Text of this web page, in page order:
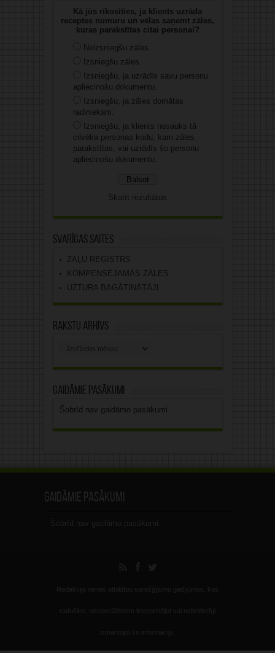
Kā jūs rīkosities, ja klients uzrāda
receptes numuru un vēlas saņemt zāles,
kuras parakstītas citai personai?
Neizsniegšu zāles.
Izsniegšu zāles.
Izsniegšu, ja uzrādīs savu personu
apliecinošu dokumentu.
Izsniegšu, ja zāles domātas
radiniekam.
Izsniegšu, ja klients nosauks tā
cilvēka personas kodu, kam zāles
parakstītas, vai uzrādīs šo personu
apliecinošu dokumentu.
Skatīt rezultātus
Svarīgas saites
ZĀĻU REĢISTRS
KOMPENSĒJAMĀS ZĀLES
UZTURA BAGĀTINĀTĀJI
Rakstu arhīvs
Gaidāmie pasākumi
Šobrīd nav gaidāmo pasākumi.
Gaidāmie pasākumi
Šobrīd nav gaidāmo pasākumi.